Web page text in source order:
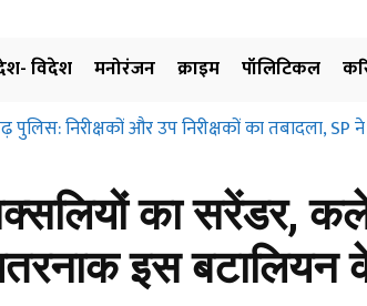
विदेश मनोरंजन क्राइम पॉलिटिकल
पुलिस: निरीक्षकों और उप निरीक्षकों का तबादला, SP
और मुआवजा दिए बिना जमीन के उपयोग पर नहीं
का सरेंडर,
इस